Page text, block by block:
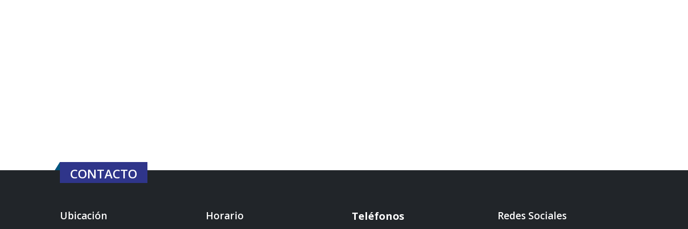
CONTACTO
Ubicación Horario Teléfonos Redes Sociales